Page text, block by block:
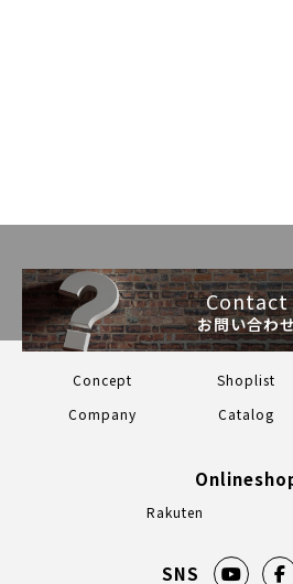
Contact
お問い合わ
Concept Shoplist
Company
Catalog
Rakuten
SNS